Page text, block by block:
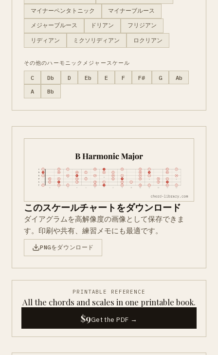
マイナーペンタトニック マイナーブルース
メジャーブルース ドリアン フリジアン
リディアン ミクソリディアン ロクリアン
その他のハーモニックメジャースケール
C Db D Eb E F F# G
Ab
A
Bb
このスケールチャートをダウンロード
ダイアグラムを高解像度の画像として保存できま
す。印刷や共有、練習メモにも最適です。
PNGをダウンロード
PRINTABLE REFERENCE
All the chords and scales in one printable book.
$9Get the PDF →